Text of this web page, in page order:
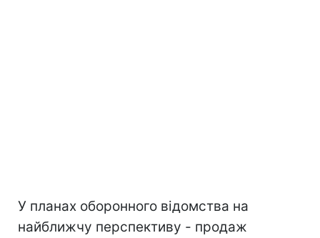
У планах оборонного відомства на
найближчу перспективу - продаж